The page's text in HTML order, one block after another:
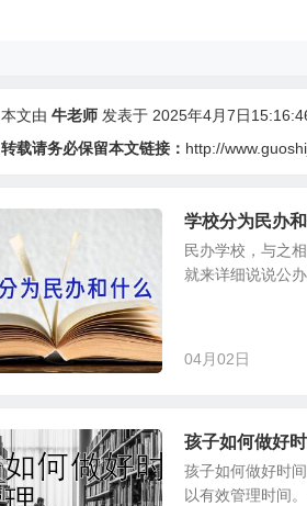
本文由 牛老师 发表于 2025年4月7日
转载请务必保留本文链接： http://
学校分为民办
民办学校，与之
就来详细说说公
04月02日
孩子如何做好
孩子如何做好时
以有效管理时间